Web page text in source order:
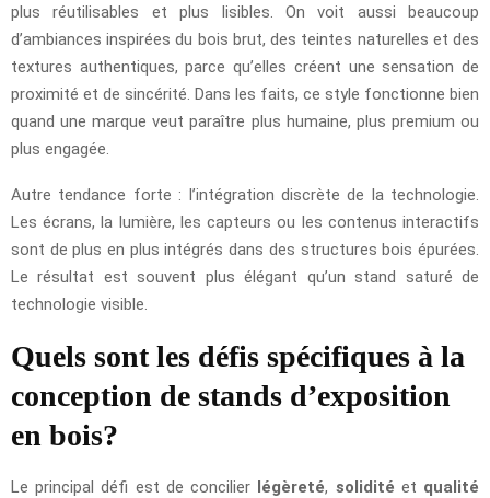
plus réutilisables et plus lisibles. On voit aussi beaucoup
d’ambiances inspirées du bois brut, des teintes naturelles et des
textures authentiques, parce qu’elles créent une sensation de
proximité et de sincérité. Dans les faits, ce style fonctionne bien
quand une marque veut paraître plus humaine, plus premium ou
plus engagée.
Autre tendance forte : l’intégration discrète de la technologie.
Les écrans, la lumière, les capteurs ou les contenus interactifs
sont de plus en plus intégrés dans des structures bois épurées.
Le résultat est souvent plus élégant qu’un stand saturé de
technologie visible.
Quels sont les défis spécifiques à la
conception de stands d’exposition
en bois?
Le principal défi est de concilier légèreté, solidité et qualité